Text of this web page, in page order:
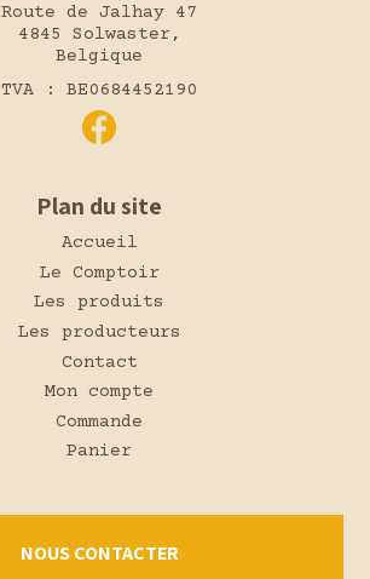
Route de Jalhay 47
4845 Solwaster,
Belgique
TVA : BE0684452190
Plan du site
Accueil
Le Comptoir
Les produits
Les producteurs
Contact
Mon compte
Commande
Panier
NOUS CONTACTER